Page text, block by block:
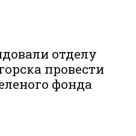
отделу
провести
фонда